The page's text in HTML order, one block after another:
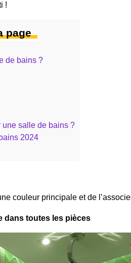
!
page
de bains ?
salle de bains ?
2024
couleur principale et de
dans toutes les pièces